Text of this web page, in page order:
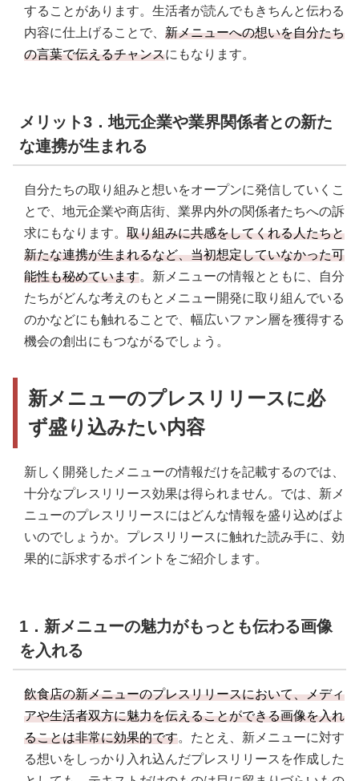
することがあります。生活者が読んでもきちんと伝わる
内容に仕上げることで、 新メニューへの想いを自分たち
の言葉で伝えるチャンスにもなります。
メリット3．地元企業や業界関係者との新た
な連携が生まれる
自分たちの取り組みと想いをオープンに発信していくこ
とで、地元企業や商店街、業界内外の関係者たちへの訴
求にもなります。 取り組みに共感をしてくれる人たちと
新たな連携が生まれるなど、当初想定していなかった可
能性も秘めています。新メニューの情報とともに、自分
たちがどんな考えのもとメニュー開発に取り組んでいる
のかなどにも触れることで、幅広いファン層を獲得する
機会の創出にもつながるでしょう。
新メニューのプレスリリースに必
ず盛り込みたい内容
新しく開発したメニューの情報だけを記載するのでは、
十分なプレスリリース効果は得られません。では、新メ
ニューのプレスリリースにはどんな情報を盛り込めばよ
いのでしょうか。プレスリリースに触れた読み手に、効
果的に訴求するポイントをご紹介します。
1．新メニューの魅力がもっとも伝わる画像
を入れる
飲食店の新メニューのプレスリリースにおいて、メディ
アや生活者双方に魅力を伝えることができる画像を入れ
ることは非常に効果的です。たとえ、新メニューに対す
る想いをしっかり入れ込んだプレスリリースを作成した